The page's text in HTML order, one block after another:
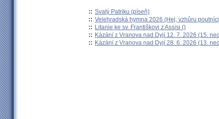
:: Svatý Patriku (píseň)
:: Velehradská hymna 2026 (Hej, vzhůru
:: Litanie ke sv. Františkovi z Assisi ()
:: Kázání z Vranova nad Dyjí 12. 7. 2026 (15.
:: Kázání z Vranova nad Dyjí 28. 6. 2026 (13.